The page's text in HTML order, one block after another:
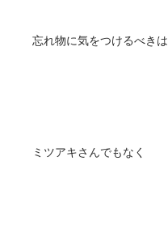
忘れ物に気をつけるべきは
ミツアキさんでもなく